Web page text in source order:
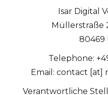
Isar Digital
Müllerstraße
80469
Telephone:
Email: contact [at]
Verantwortliche